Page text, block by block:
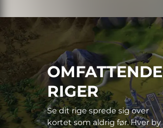
OMFATTENDE
RIGER
Se dit rige sprede sig over
kortet som aldrig før. Hver by